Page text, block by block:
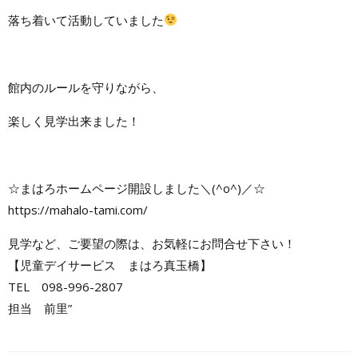
落ち着いて活動していました
館内のルールを守りながら、
楽しく見学出来ました！
☆まはろホームページ開設しました＼(^o^)／☆
https://mahalo-tami.com/
見学など、ご要望の際は、お気軽にお問合せ下さい！
【児童デイサービス まはろ真玉橋】
TEL 098-996-2807
担当 前里”